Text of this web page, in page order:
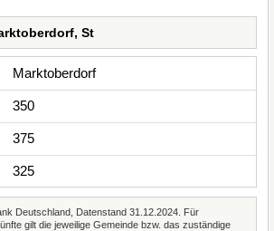
St
Marktoberdorf
350
375
325
Deutschland, Datenstand 31.12.2024. Für
gilt die jeweilige Gemeinde bzw. das zuständige